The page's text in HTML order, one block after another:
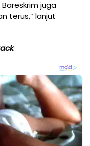
juga
terus,” lanjut